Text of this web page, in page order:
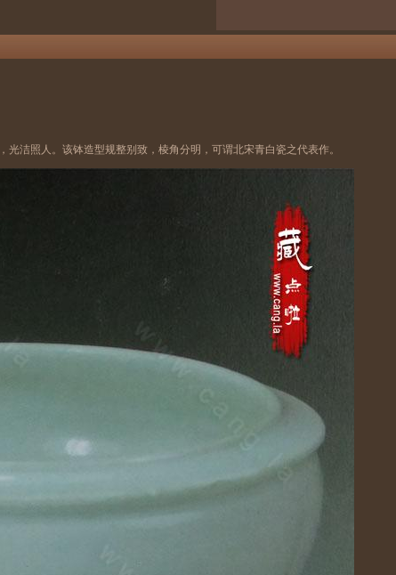
洁照人。该钵造型规整别致，棱角分明，可谓北宋青白瓷之代表作。